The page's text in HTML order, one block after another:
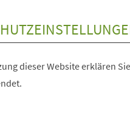
dieser Website erklären